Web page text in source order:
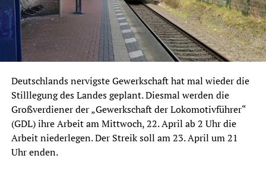
Deutschlands nervigste Gewerkschaft hat mal wieder die
Stilllegung des Landes geplant. Diesmal werden die
Großverdiener der „Gewerkschaft der Lokomotivführer“
(GDL) ihre Arbeit am Mittwoch, 22. April ab 2 Uhr die
Arbeit niederlegen. Der Streik soll am 23. April um 21
Uhr enden.